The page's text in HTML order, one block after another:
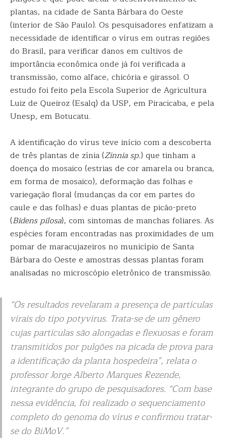
plantas, na cidade de Santa Bárbara do Oeste
(interior de São Paulo). Os pesquisadores enfatizam a
necessidade de identificar o vírus em outras regiões
do Brasil, para verificar danos em cultivos de
importância econômica onde já foi verificada a
transmissão, como alface, chicória e girassol. O
estudo foi feito pela Escola Superior de Agricultura
Luiz de Queiroz (Esalq) da USP, em Piracicaba, e pela
Unesp, em Botucatu.
A identificação do vírus teve início com a descoberta
de três plantas de zínia (Zinnia sp.) que tinham a
doença do mosaico (estrias de cor amarela ou branca,
em forma de mosaico), deformação das folhas e
variegação floral (mudanças da cor em partes do
caule e das folhas) e duas plantas de picão-preto
(Bidens pilosa), com sintomas de manchas foliares. As
espécies foram encontradas nas proximidades de um
pomar de maracujazeiros no município de Santa
Bárbara do Oeste e amostras dessas plantas foram
analisadas no microscópio eletrônico de transmissão.
“Os resultados revelaram a presença de partículas
virais do tipo potyvirus. Trata-se de um gênero
cujas partículas são alongadas e flexuosas e foram
transmitidos por pulgões na picada de prova para
a identificação da planta hospedeira”, relata o
professor Jorge Alberto Marques Rezende,
integrante do grupo de pesquisadores. “Com base
nessa evidência, foi realizado o sequenciamento
completo do genoma do vírus e confirmou tratar-
se do BiMoV.”